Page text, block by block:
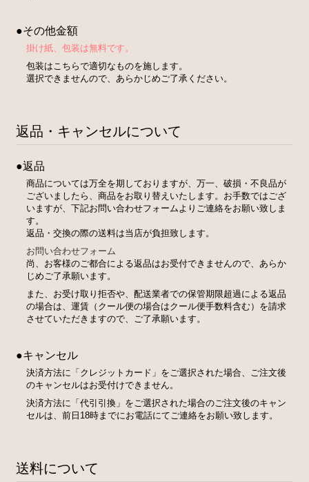
●その他金額
掛け紙、包装は無料です。
包装はこちらで適切なものを施します。
選択できませんので、あらかじめご了承ください。
返品・キャンセルについて
●返品
商品については万全を期しておりますが、万一、破損・不良品が
ございましたら、商品をお取り替えいたします。お手数ではござ
いますが、下記お問い合わせフォームよりご連絡をお願い致しま
す。
返品・交換の際の送料は当店が負担致します。
お問い合わせフォーム
尚、お客様のご都合による返品はお受付できませんので、あらか
じめご了承願います。
また、お受け取り拒否や、配送業者での保管期限超過による返品
の場合は、運賃（クール便の場合はクール便手数料含む）を請求
させていただきますので、ご了承願います。
●キャンセル
決済方法に「クレジットカード」をご選択された場合、ご注文後
のキャンセルはお受付けできません。
決済方法に「代引引換」をご選択された場合のご注文後のキャン
セルは、前日18時までにお電話にてご連絡をお願い致します。
送料について